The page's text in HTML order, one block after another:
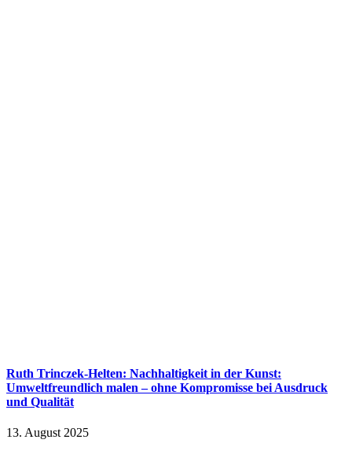
Ruth Trinczek-Helten: Nachhaltigkeit in der Kunst:
Umweltfreundlich malen – ohne Kompromisse bei Ausdruck
und Qualität
13. August 2025